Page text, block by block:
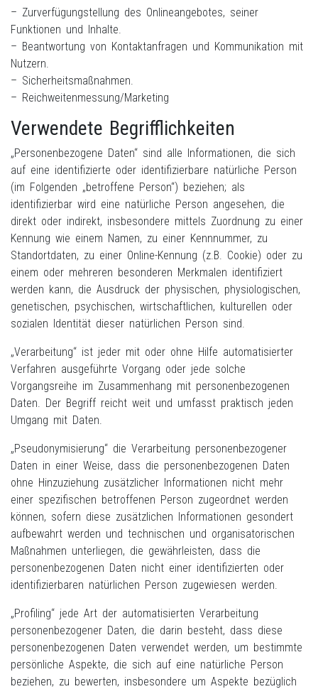
– Zurverfügungstellung des Onlineangebotes, seiner
Funktionen und Inhalte.
– Beantwortung von Kontaktanfragen und Kommunikation mit
Nutzern.
– Sicherheitsmaßnahmen.
– Reichweitenmessung/Marketing
Verwendete Begrifflichkeiten
„Personenbezogene Daten“ sind alle Informationen, die sich
auf eine identifizierte oder identifizierbare natürliche Person
(im Folgenden „betroffene Person“) beziehen; als
identifizierbar wird eine natürliche Person angesehen, die
direkt oder indirekt, insbesondere mittels Zuordnung zu einer
Kennung wie einem Namen, zu einer Kennnummer, zu
Standortdaten, zu einer Online-Kennung (z.B. Cookie) oder zu
einem oder mehreren besonderen Merkmalen identifiziert
werden kann, die Ausdruck der physischen, physiologischen,
genetischen, psychischen, wirtschaftlichen, kulturellen oder
sozialen Identität dieser natürlichen Person sind.
„Verarbeitung“ ist jeder mit oder ohne Hilfe automatisierter
Verfahren ausgeführte Vorgang oder jede solche
Vorgangsreihe im Zusammenhang mit personenbezogenen
Daten. Der Begriff reicht weit und umfasst praktisch jeden
Umgang mit Daten.
„Pseudonymisierung“ die Verarbeitung personenbezogener
Daten in einer Weise, dass die personenbezogenen Daten
ohne Hinzuziehung zusätzlicher Informationen nicht mehr
einer spezifischen betroffenen Person zugeordnet werden
können, sofern diese zusätzlichen Informationen gesondert
aufbewahrt werden und technischen und organisatorischen
Maßnahmen unterliegen, die gewährleisten, dass die
personenbezogenen Daten nicht einer identifizierten oder
identifizierbaren natürlichen Person zugewiesen werden.
„Profiling“ jede Art der automatisierten Verarbeitung
personenbezogener Daten, die darin besteht, dass diese
personenbezogenen Daten verwendet werden, um bestimmte
persönliche Aspekte, die sich auf eine natürliche Person
beziehen, zu bewerten, insbesondere um Aspekte bezüglich